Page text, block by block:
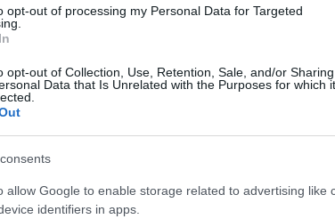
opt-out of processing my Personal Data for Targeted
opt-out of Collection, Use, Retention, Sale, and/or Sharing
Data that Is Unrelated with the Purposes for which it
allow Google to enable storage related to advertising like
identifiers in apps.
között mozog
már jóval magasabb árakkal
az olyan turistacélpontokat részesítik
úti cél.
terveznek: ők jellemzően Indonéziába,